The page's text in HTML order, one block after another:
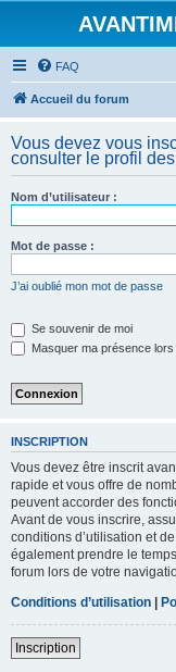
FAQ
Accueil du forum
Vous devez vous
consulter le profil
Nom d’utilisateur :
Mot de passe :
J’ai oublié mon mot de passe
Se souvenir de moi
Masquer ma présence
INSCRIPTION
Vous devez être inscrit
rapide et vous offre de
peuvent accorder des
Avant de vous inscrire,
conditions d’utilisation et
également prendre le
forum lors de votre
Conditions d’utilisation |
Inscription